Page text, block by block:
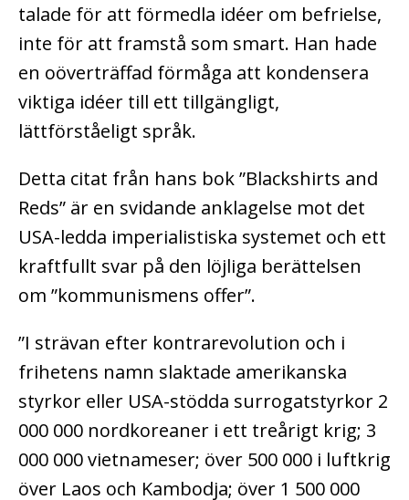
talade för att förmedla idéer om befrielse,
inte för att framstå som smart. Han hade
en oöverträffad förmåga att kondensera
viktiga idéer till ett tillgängligt,
lättförståeligt språk.
Detta citat från hans bok ”Blackshirts and
Reds” är en svidande anklagelse mot det
USA-ledda imperialistiska systemet och ett
kraftfullt svar på den löjliga berättelsen
om ”kommunismens offer”.
”I strävan efter kontrarevolution och i
frihetens namn slaktade amerikanska
styrkor eller USA-stödda surrogatstyrkor 2
000 000 nordkoreaner i ett treårigt krig; 3
000 000 vietnameser; över 500 000 i luftkrig
över Laos och Kambodja; över 1 500 000